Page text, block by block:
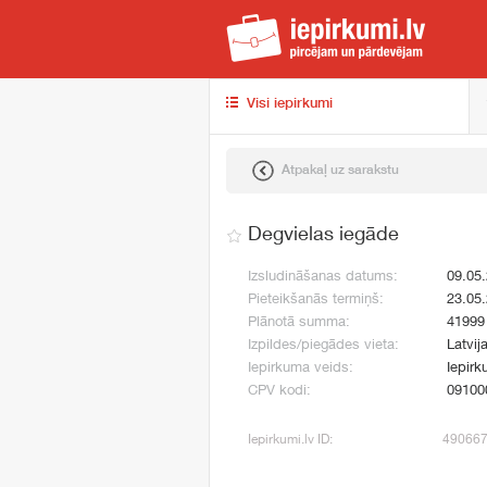
Visi iepirkumi
Atpakaļ uz sarakstu
Degvielas iegāde
Izsludināšanas datums:
Pieteikšanās termiņš:
Plānotā summa:
Izpildes/piegādes vieta:
Iepirkuma veids:
CPV kodi:
Iepirkumi.lv ID: